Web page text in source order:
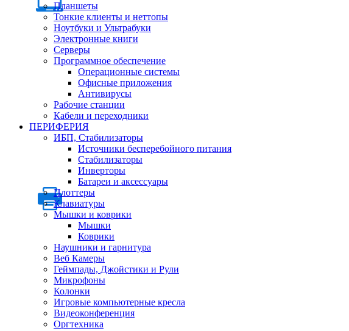
Планшеты
Тонкие клиенты и неттопы
Ноутбуки и Ультрабуки
Электронные книги
Серверы
Программное обеспечение
Операционные системы
Офисные приложения
Антивирусы
Рабочие станции
Кабели и переходники
ПЕРИФЕРИЯ
ИБП, Стабилизаторы
Источники бесперебойного питания
Стабилизаторы
Инверторы
Батареи и аксессуары
Плоттеры
Клавиатуры
Мышки и коврики
Мышки
Коврики
Наушники и гарнитура
Веб Камеры
Геймпады, Джойстики и Рули
Микрофоны
Колонки
Игровые компьютерные кресла
Видеоконференция
Оргтехника